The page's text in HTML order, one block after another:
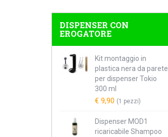
DISPENSER CON
EROGATORE
Kit montaggio in
plastica nera da parete
per dispenser Tokio
300 ml
€ 9,90 (1 pezzi)
Dispenser MOD1
ricaricabile Shampoo